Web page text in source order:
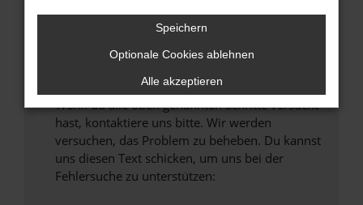
Sicherheitsrisiko, sondern kann auch dazu
unterstützt werden.
Wende dich an den Webseitenbetreiber.
Wenn du alle oben genannten Schritte versucht
hast, kontaktiere uns bitte. Wir werden
versuchen, das Problem zu beheben. Du kannst
uns diesen Text schicken, um uns bei der
Fehlersuche zu unterstützen:
Speichern
Optionale Cookies ablehnen
Alle akzeptieren